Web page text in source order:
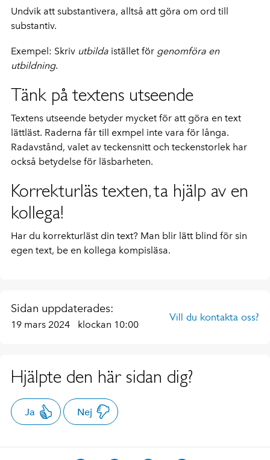
Undvik att substantivera, alltså att göra om ord till
substantiv.
Exempel: Skriv utbilda istället för genomföra en
utbildning.
Tänk på textens utseende
Textens utseende betyder mycket för att göra en text
lättläst. Raderna får till exmpel inte vara för långa.
Radavstånd, valet av teckensnitt och teckenstorlek har
också betydelse för läsbarheten.
Korrekturläs texten, ta hjälp av en
kollega!
Har du korrekturläst din text? Man blir lätt blind för sin
egen text, be en kollega kompisläsa.
Sidan uppdaterades:
19 mars 2024 klockan 10:00
Vill du kontakta oss?
Hjälpte den här sidan dig?
Ja Nej